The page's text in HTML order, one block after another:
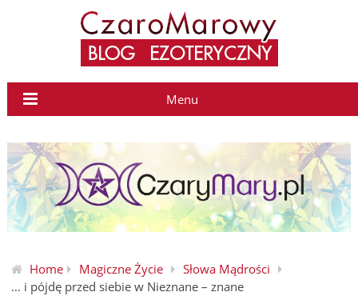
Menu
Home Magiczne Życie
Słowa Mądrości
… i pójdę przed siebie w Nieznane – znane